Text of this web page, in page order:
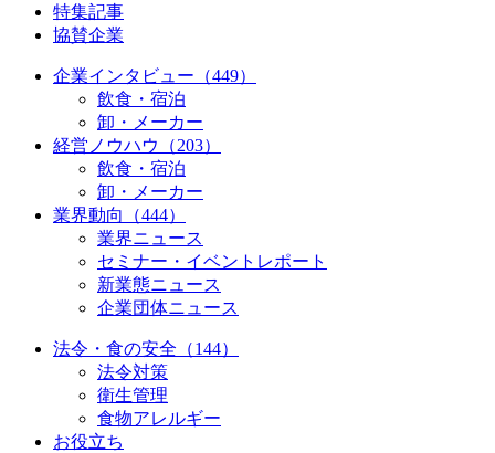
特集記事
協賛企業
企業インタビュー（449）
飲食・宿泊
卸・メーカー
経営ノウハウ（203）
飲食・宿泊
卸・メーカー
業界動向（444）
業界ニュース
セミナー・イベントレポート
新業態ニュース
企業団体ニュース
法令・食の安全（144）
法令対策
衛生管理
食物アレルギー
お役立ち